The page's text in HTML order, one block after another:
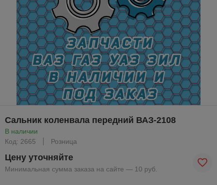
Сальник коленвала передний ВАЗ-2108
В наличии
Код: 2665
Розница
Цену уточняйте
Минимальная сумма заказа на сайте — 10 руб.